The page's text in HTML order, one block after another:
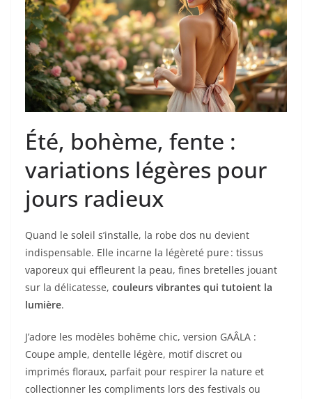
Été, bohème, fente :
variations légères pour
jours radieux
Quand le soleil s’installe, la robe dos nu devient
indispensable. Elle incarne la légèreté pure : tissus
vaporeux qui effleurent la peau, fines bretelles jouant
sur la délicatesse, couleurs vibrantes qui tutoient la
lumière.
J’adore les modèles bohême chic, version GAÂLA :
Coupe ample, dentelle légère, motif discret ou
imprimés floraux, parfait pour respirer la nature et
collectionner les compliments lors des festivals ou